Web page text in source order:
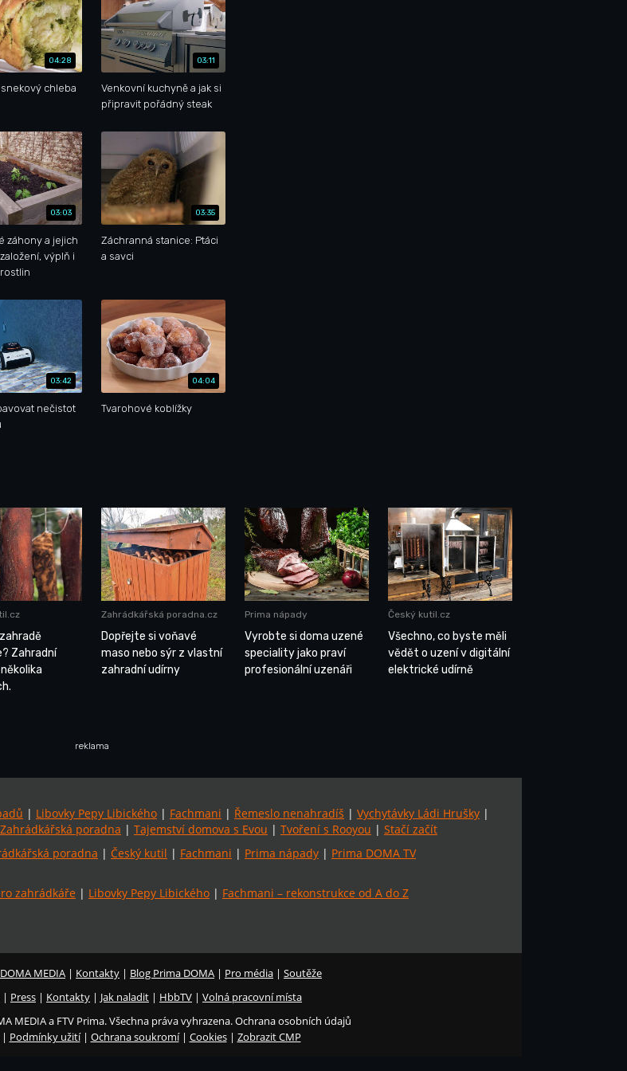
04:28
chleba
03:11
Venkovní kuchyně a jak si
připravit pořádný steak
03:03
záhony a jejich
výplň i
03:35
Záchranná stanice: Ptáci
a savci
03:42
nečistot
04:04
Tvarohové koblížky
Zahradní
Zahrádkářská poradna.cz
Dopřejte si voňavé
maso nebo sýr z vlastní
zahradní udírny
Prima nápady
Vyrobte si doma uzené
speciality jako praví
profesionální uzenáři
Český kutil.cz
Všechno, co byste měli
vědět o uzení v digitální
elektrické udírně
reklama
| Libovky Pepy Libického | Fachmani | Řemeslo nenahradíš | Vychytávky Ládi Hrušky |
Zahrádkářská poradna | Tajemství domova s Evou | Tvoření s Rooyou | Stačí začít
poradna | Český kutil | Fachmani | Prima nápady | Prima DOMA TV
zahrádkáře | Libovky Pepy Libického | Fachmani – rekonstrukce od A do Z
MEDIA | Kontakty | Blog Prima DOMA | Pro média | Soutěže
| Press | Kontakty | Jak naladit | HbbTV | Volná pracovní místa
MEDIA a FTV Prima. Všechna práva vyhrazena. Ochrana osobních údajů
| Podmínky užití| Ochrana soukromí| Cookies| Zobrazit CMP